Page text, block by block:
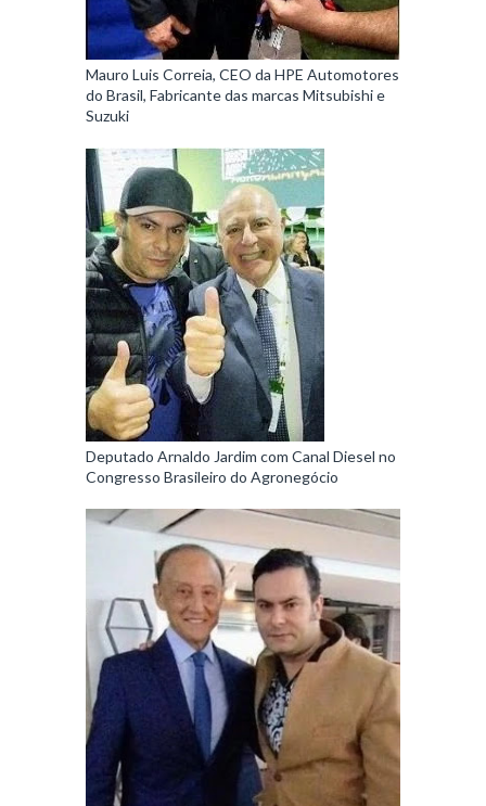
Mauro Luis Correia, CEO da HPE Automotores
do Brasil, Fabricante das marcas Mitsubishi e
Suzuki
Deputado Arnaldo Jardim com Canal Diesel no
Congresso Brasileiro do Agronegócio